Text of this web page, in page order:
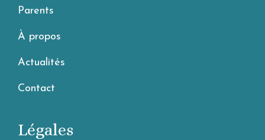
Parents
À propos
Actualités
Contact
Légales